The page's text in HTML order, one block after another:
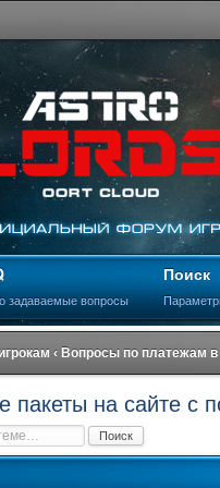
задаваемые вопросы
Поиск
‹ Вопросы по платежам в
пакеты на сайте с